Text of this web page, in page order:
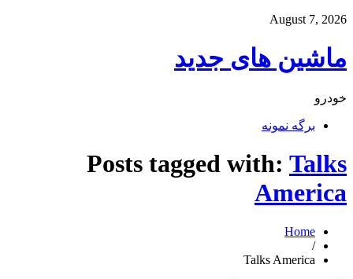
August 7, 2026
ماشین های جدید
خودرو
برگه نمونه
Posts tagged with: Talks
America
Home
/
Talks America